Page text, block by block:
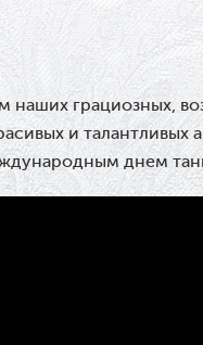
наших грациозных,
и талантливых
днем